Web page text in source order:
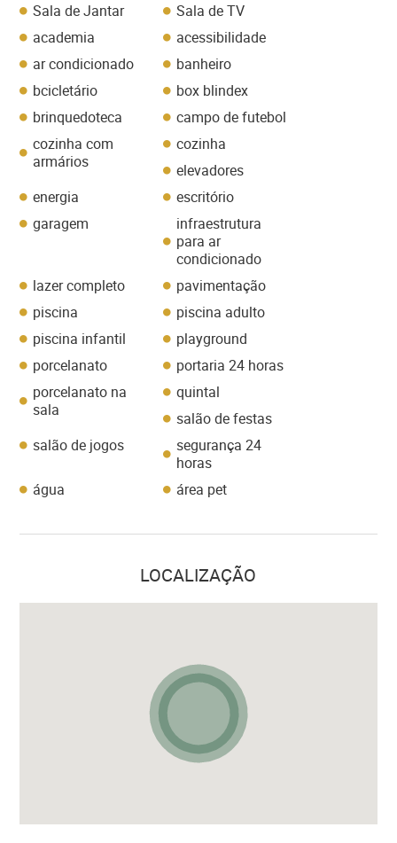
Sala de Jantar
Sala de TV
academia
acessibilidade
ar condicionado
banheiro
bcicletário
box blindex
brinquedoteca
campo de futebol
cozinha com
armários
cozinha
elevadores
energia
escritório
garagem
infraestrutura
para ar
condicionado
lazer completo
pavimentação
piscina
piscina adulto
piscina infantil
playground
porcelanato
portaria 24 horas
porcelanato na
sala
quintal
salão de festas
salão de jogos
segurança 24
horas
água
área pet
LOCALIZAÇÃO